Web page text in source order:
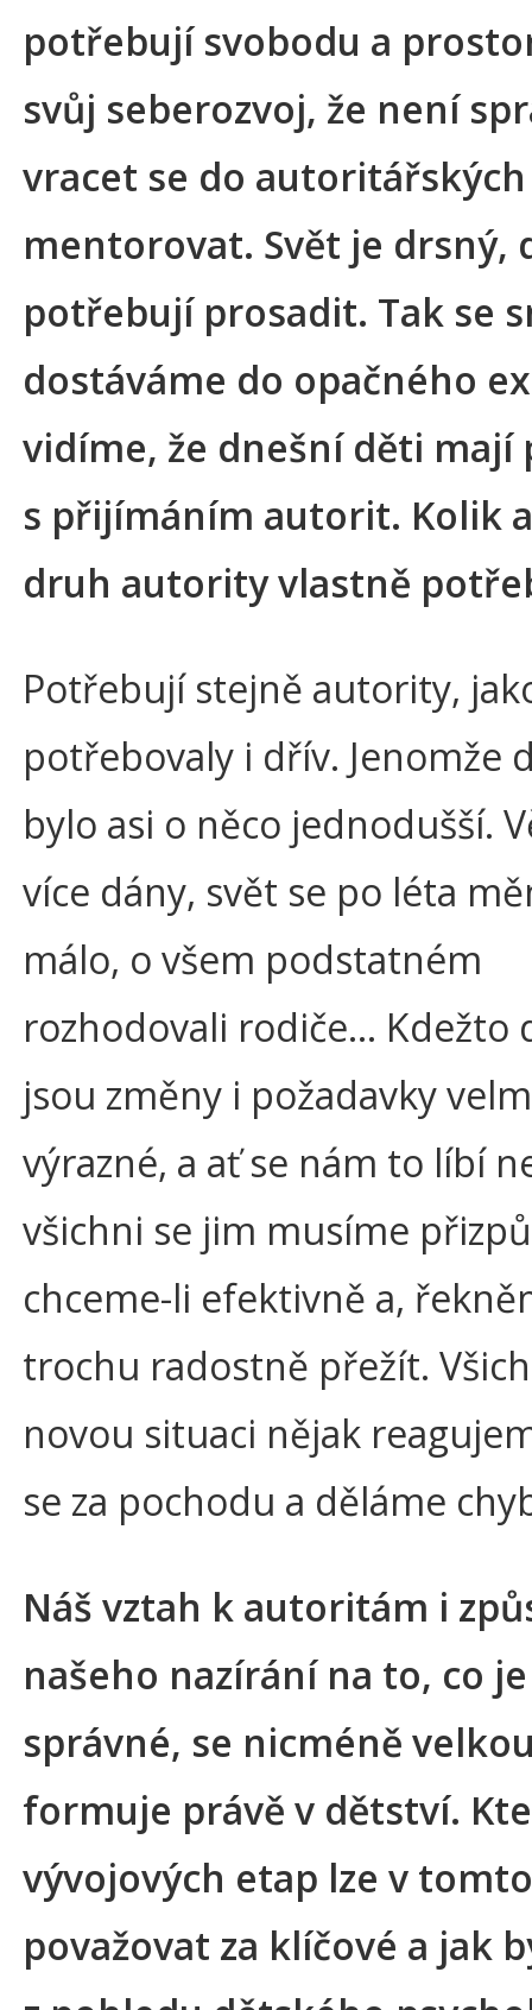
potřebují svobodu a
svůj seberozvoj, že není
vracet se do autoritářských
mentorovat. Svět je drsný,
potřebují prosadit. Tak se
dostáváme do opačného
vidíme, že dnešní děti mají
s přijímáním autorit. Kolik
druh autority vlastně
Potřebují stejně autority,
potřebovaly i dřív. Jenomže
bylo asi o něco jednodušší.
více dány, svět se po léta
málo, o všem podstatném
rozhodovali rodiče... Kdežto
jsou změny i požadavky
výrazné, a ať se nám to líbí
všichni se jim musíme
chceme-li efektivně a,
trochu radostně přežít.
novou situaci nějak
se za pochodu a děláme
Náš vztah k autoritám i
našeho nazírání na to, co
správné, se nicméně
formuje právě v dětství.
vývojových etap lze v
považovat za klíčové a jak